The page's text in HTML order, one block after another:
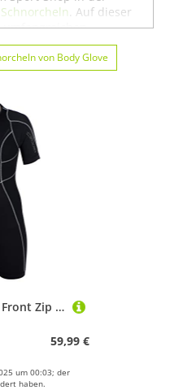
. Auf dieser
umfangreichen
Marke Body Glove.
kannst Du Dir
Marken anzeigen
von
den Sport
umsehen. Mit diesen
Erfolg beim Suchen
und Erfolg beim
von Body Glove
BODY GLOVE Shorty Front Zip 4mm Damen schwarz Tauchanzug Neopren Surf Kite Anzug (LS)
59,99 €
um 00:03; der
haben.